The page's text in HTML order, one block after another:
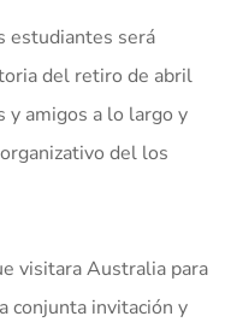
estudiantes será
del retiro de abril
y amigos a lo largo y
del los
visitara Australia para
conjunta invitación y